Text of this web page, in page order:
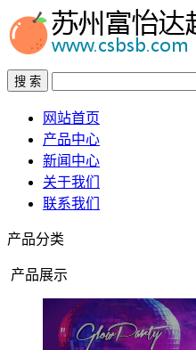
搜 索
网站首页
产品中心
新闻中心
关于我们
联系我们
产品分类
产品展示